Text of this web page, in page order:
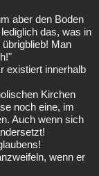
aber den Boden
das, was in
Man
existiert innerhalb
Kirchen
noch eine, im
Auch wenn sich
wenn er